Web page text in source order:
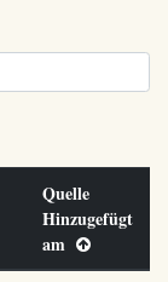
Quelle
Hinzugefügt
am